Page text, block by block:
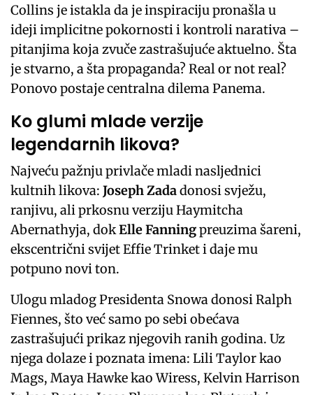
Collins je istakla da je inspiraciju pronašla u
ideji implicitne pokornosti i kontroli narativa –
pitanjima koja zvuče zastrašujuće aktuelno. Šta
je stvarno, a šta propaganda? Real or not real?
Ponovo postaje centralna dilema Panema.
Ko glumi mlade verzije
legendarnih likova?
Najveću pažnju privlače mladi nasljednici
kultnih likova:Joseph Zadadonosi svježu,
ranjivu, ali prkosnu verziju Haymitcha
Abernathyja, dokElle Fanningpreuzima šareni,
ekscentrični svijet Effie Trinket i daje mu
potpuno novi ton.
Ulogu mladog Presidenta Snowa donosi Ralph
Fiennes, što već samo po sebi obećava
zastrašujući prikaz njegovih ranih godina. Uz
njega dolaze i poznata imena: Lili Taylor kao
Mags, Maya Hawke kao Wiress, Kelvin Harrison